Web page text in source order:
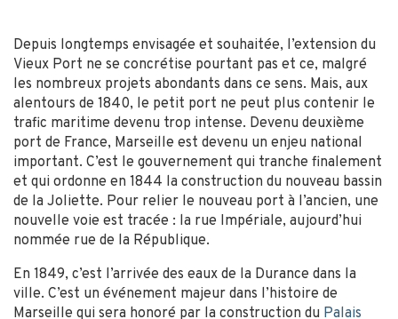
Depuis longtemps envisagée et souhaitée, l’extension du
Vieux Port ne se concrétise pourtant pas et ce, malgré
les nombreux projets abondants dans ce sens. Mais, aux
alentours de 1840, le petit port ne peut plus contenir le
trafic maritime devenu trop intense. Devenu deuxième
port de France, Marseille est devenu un enjeu national
important. C’est le gouvernement qui tranche finalement
et qui ordonne en 1844 la construction du nouveau bassin
de la Joliette. Pour relier le nouveau port à l’ancien, une
nouvelle voie est tracée : la rue Impériale, aujourd’hui
nommée rue de la République.
En 1849, c’est l’arrivée des eaux de la Durance dans la
ville. C’est un événement majeur dans l’histoire de
Marseille qui sera honoré par la construction du Palais